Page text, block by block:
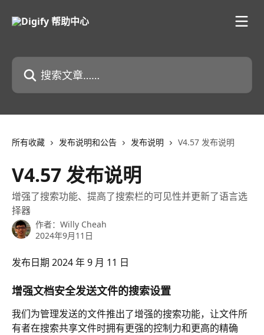
搜索文章……
所有收藏 发布说明和公告 发布说明 V4.57 发布说明
V4.57 发布说明
增强了搜索功能、提高了搜索栏的可见性并更新了语言选
择器
作者： Willy Cheah
2024年9月11日
发布日期 2024 年 9 月 11 日
增强文档安全发送文件的搜索设置
我们为管理发送的文件推出了增强的搜索功能，让文件所
有者在搜索共享文件时拥有更强的控制力和更高的精确